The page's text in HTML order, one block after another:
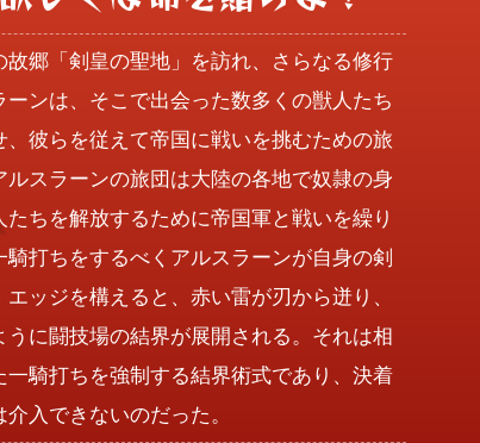
故郷「剣皇の聖地」を訪れ、さらなる修行
ーンは、そこで出会った数多くの獣人たち
、彼らを従えて帝国に戦いを挑むための旅
ルスラーンの旅団は大陸の各地で奴隷の身
たちを解放するために帝国軍と戦いを繰り
騎打ちをするべくアルスラーンが自身の剣
ッジを構えると、赤い雷が刃から迸り、
うに闘技場の結界が展開される。それは相
一騎打ちを強制する結界術式であり、決着
入できないのだった。